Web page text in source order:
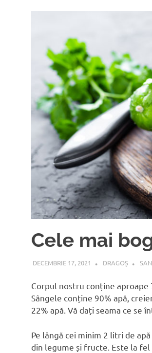
Cele mai
DECEMBRIE 17, 2021 DRAGOȘ
Corpul nostru conține aproape
Sângele conține 90% apă,
22% apă. Vă dați seama ce se
Pe lângă cei minim 2 litri de
din legume și fructe. Este la